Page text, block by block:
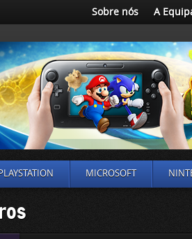
Sobre nós A
MICROSOFT